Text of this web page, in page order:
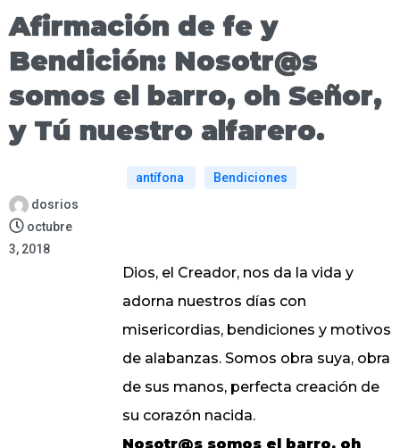
Afirmación de fe y
Bendición: Nosotr@s
somos el barro, oh Señor,
y Tú nuestro alfarero.
dosrios
octubre
3, 2018
antífona Bendiciones
Dios, el Creador, nos da la vida y
adorna nuestros días con
misericordias, bendiciones y motivos
de alabanzas. Somos obra suya, obra
de sus manos, perfecta creación de
su corazón nacida.
Nosotr@s somos el barro, oh